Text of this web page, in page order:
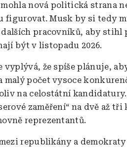
nová politická strana
figurovat. Musk by si tedy
dalších pracovníků, aby
být v listopadu 2026.
vyplývá, že spíše plánuje,
malý počet vysoce
na celostátní
zaměření“ na dvě až tři
reprezentantů.
republikány a